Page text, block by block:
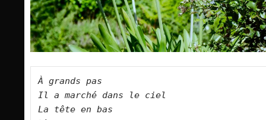
À grands pas
Il a marché dans le ciel
La tête en bas